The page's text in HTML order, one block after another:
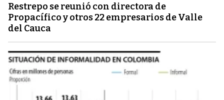
Restrepo se reunió con directora de
Propacífico y otros 22 empresarios de Valle
del Cauca